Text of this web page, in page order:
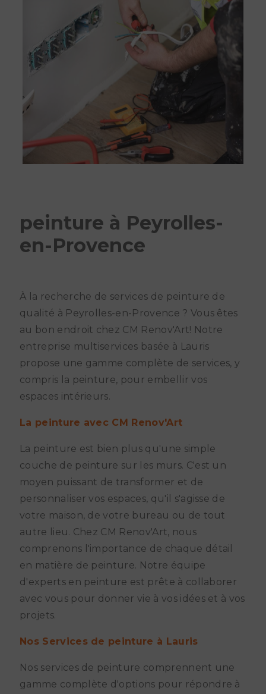
peinture à Peyrolles-
en-Provence
À la recherche de services de peinture de
qualité à Peyrolles-en-Provence ? Vous êtes
au bon endroit chez CM Renov'Art! Notre
entreprise multiservices basée à Lauris
propose une gamme complète de services, y
compris la peinture, pour embellir vos
espaces intérieurs.
La peinture avec CM Renov'Art
La peinture est bien plus qu'une simple
couche de peinture sur les murs. C'est un
moyen puissant de transformer et de
personnaliser vos espaces, qu'il s'agisse de
votre maison, de votre bureau ou de tout
autre lieu. Chez CM Renov'Art, nous
comprenons l'importance de chaque détail
en matière de peinture. Notre équipe
d'experts en peinture est prête à collaborer
avec vous pour donner vie à vos idées et à vos
projets.
Nos Services de peinture à Lauris
Nos services de peinture comprennent une
gamme complète d'options pour répondre à